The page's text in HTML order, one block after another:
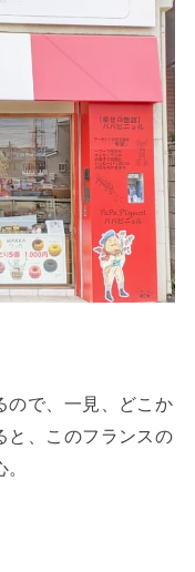
ので、一見、どこか
、このフランスの